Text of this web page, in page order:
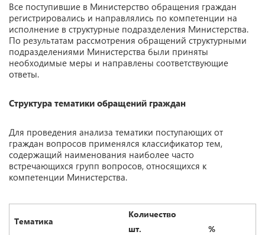
Все поступившие в Министерство обращения граждан
регистрировались и направлялись по компетенции на
исполнение в структурные подразделения Министерства.
По результатам рассмотрения обращений структурными
подразделениями Министерства были приняты
необходимые меры и направлены соответствующие
ответы.
Структура тематики обращений граждан
Для проведения анализа тематики поступающих от
граждан вопросов применялся классификатор тем,
содержащий наименования наиболее часто
встречающихся групп вопросов, относящихся к
компетенции Министерства.
Тематика
Количество
шт.
%